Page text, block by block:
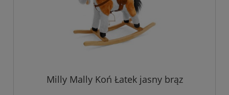
Milly Mally Koń Łatek jasny brąz